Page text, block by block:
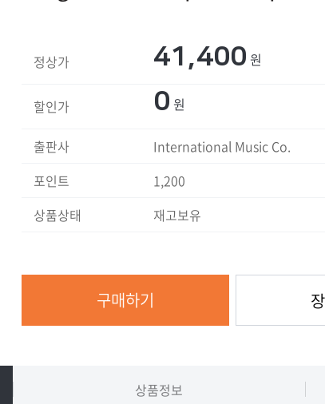
정상가 41,400 원
할인가 0 원
출판사
International Music Co.
포인트
1,200
상품상태
재고보유
구매하기
상품정보